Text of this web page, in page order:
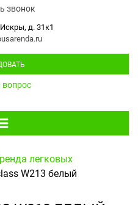
звонок
д. 31к1
вопрос
легковых
W213 белый